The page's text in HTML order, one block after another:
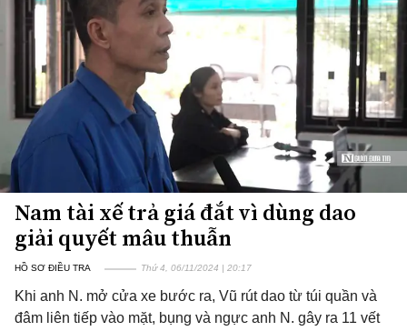
Nam tài xế trả giá đắt vì dùng dao
giải quyết mâu thuẫn
HỒ SƠ ĐIỀU TRA Thứ 4, 06/11/2024 | 20:17
Khi anh N. mở cửa xe bước ra, Vũ rút dao từ túi quần và
đâm liên tiếp vào mặt, bụng và ngực anh N. gây ra 11 vết